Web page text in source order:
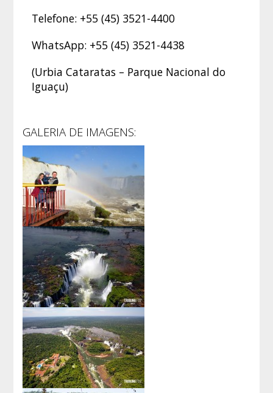
Telefone: +55 (45) 3521-4400
WhatsApp: +55 (45) 3521-4438
(Urbia Cataratas – Parque Nacional do
Iguaçu)
GALERIA DE IMAGENS: